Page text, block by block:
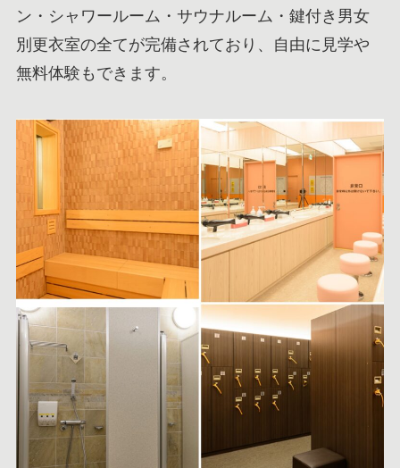
ン・シャワールーム・サウナルーム・鍵付き男女
別更衣室の全てが完備されており、自由に見学や
無料体験もできます。